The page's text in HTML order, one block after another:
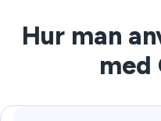
Hur man
med